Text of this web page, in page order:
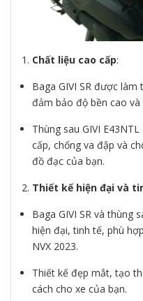
Chất liệu cao cấp:
Baga GIVI SR được
đảm bảo độ bền cao
Thùng sau GIVI
cấp, chống va đập và
đồ đạc của bạn.
Thiết kế hiện đại và
Baga GIVI SR và thùng
hiện đại, tinh tế, phù
NVX 2023.
Thiết kế đẹp mắt, tạo
cách cho xe của bạn.